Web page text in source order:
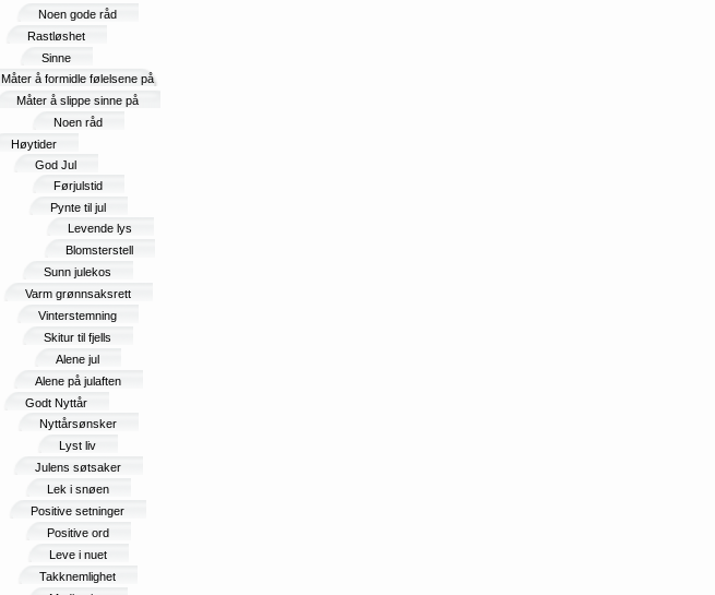
Noen gode råd
Rastløshet
Sinne
Måter å formidle følelsene på
Måter å slippe sinne på
Noen råd
Høytider
God Jul
Førjulstid
Pynte til jul
Levende lys
Blomsterstell
Sunn julekos
Varm grønnsaksrett
Vinterstemning
Skitur til fjells
Alene jul
Alene på julaften
Godt Nyttår
Nyttårsønsker
Lyst liv
Julens søtsaker
Lek i snøen
Positive setninger
Positive ord
Leve i nuet
Takknemlighet